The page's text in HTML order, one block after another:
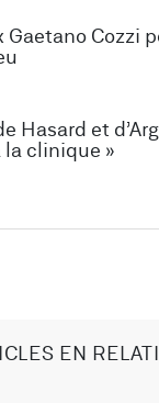
Gaetano Cozzi
Hasard et
la clinique »
EN